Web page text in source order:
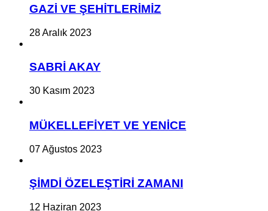
GAZİ VE ŞEHİTLERİMİZ
28 Aralık 2023
SABRİ AKAY
30 Kasım 2023
MÜKELLEFİYET VE YENİCE
07 Ağustos 2023
ŞİMDİ ÖZELEŞTİRİ ZAMANI
12 Haziran 2023